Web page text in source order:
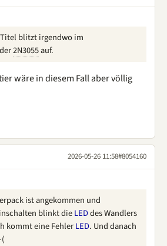
blitzt irgendwo im
2N3055auf.
wäre in diesem Fall aber völlig
2026-05-26 11:58#8054160
ist angekommen und
blinkt dieLEDdes Wandlers
kommt eine FehlerLED. Und danach